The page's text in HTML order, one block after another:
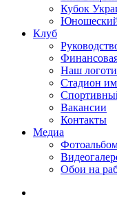
Кубок
Клуб
Наш
Стадион
Вакансии
Контакты
Медиа
Обои на